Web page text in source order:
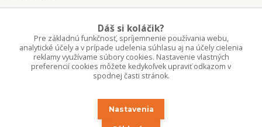
Upravit sběr cookies.
Dáš si koláčik?
Pre základnú funkčnosť, spríjemnenie používania webu,
analytické účely a v prípade udelenia súhlasu aj na účely cielenia
reklamy využívame súbory cookies. Nastavenie vlastných
preferencií cookies môžete kedykoľvek upraviť odkazom v
spodnej časti stránok.
Nastavenia